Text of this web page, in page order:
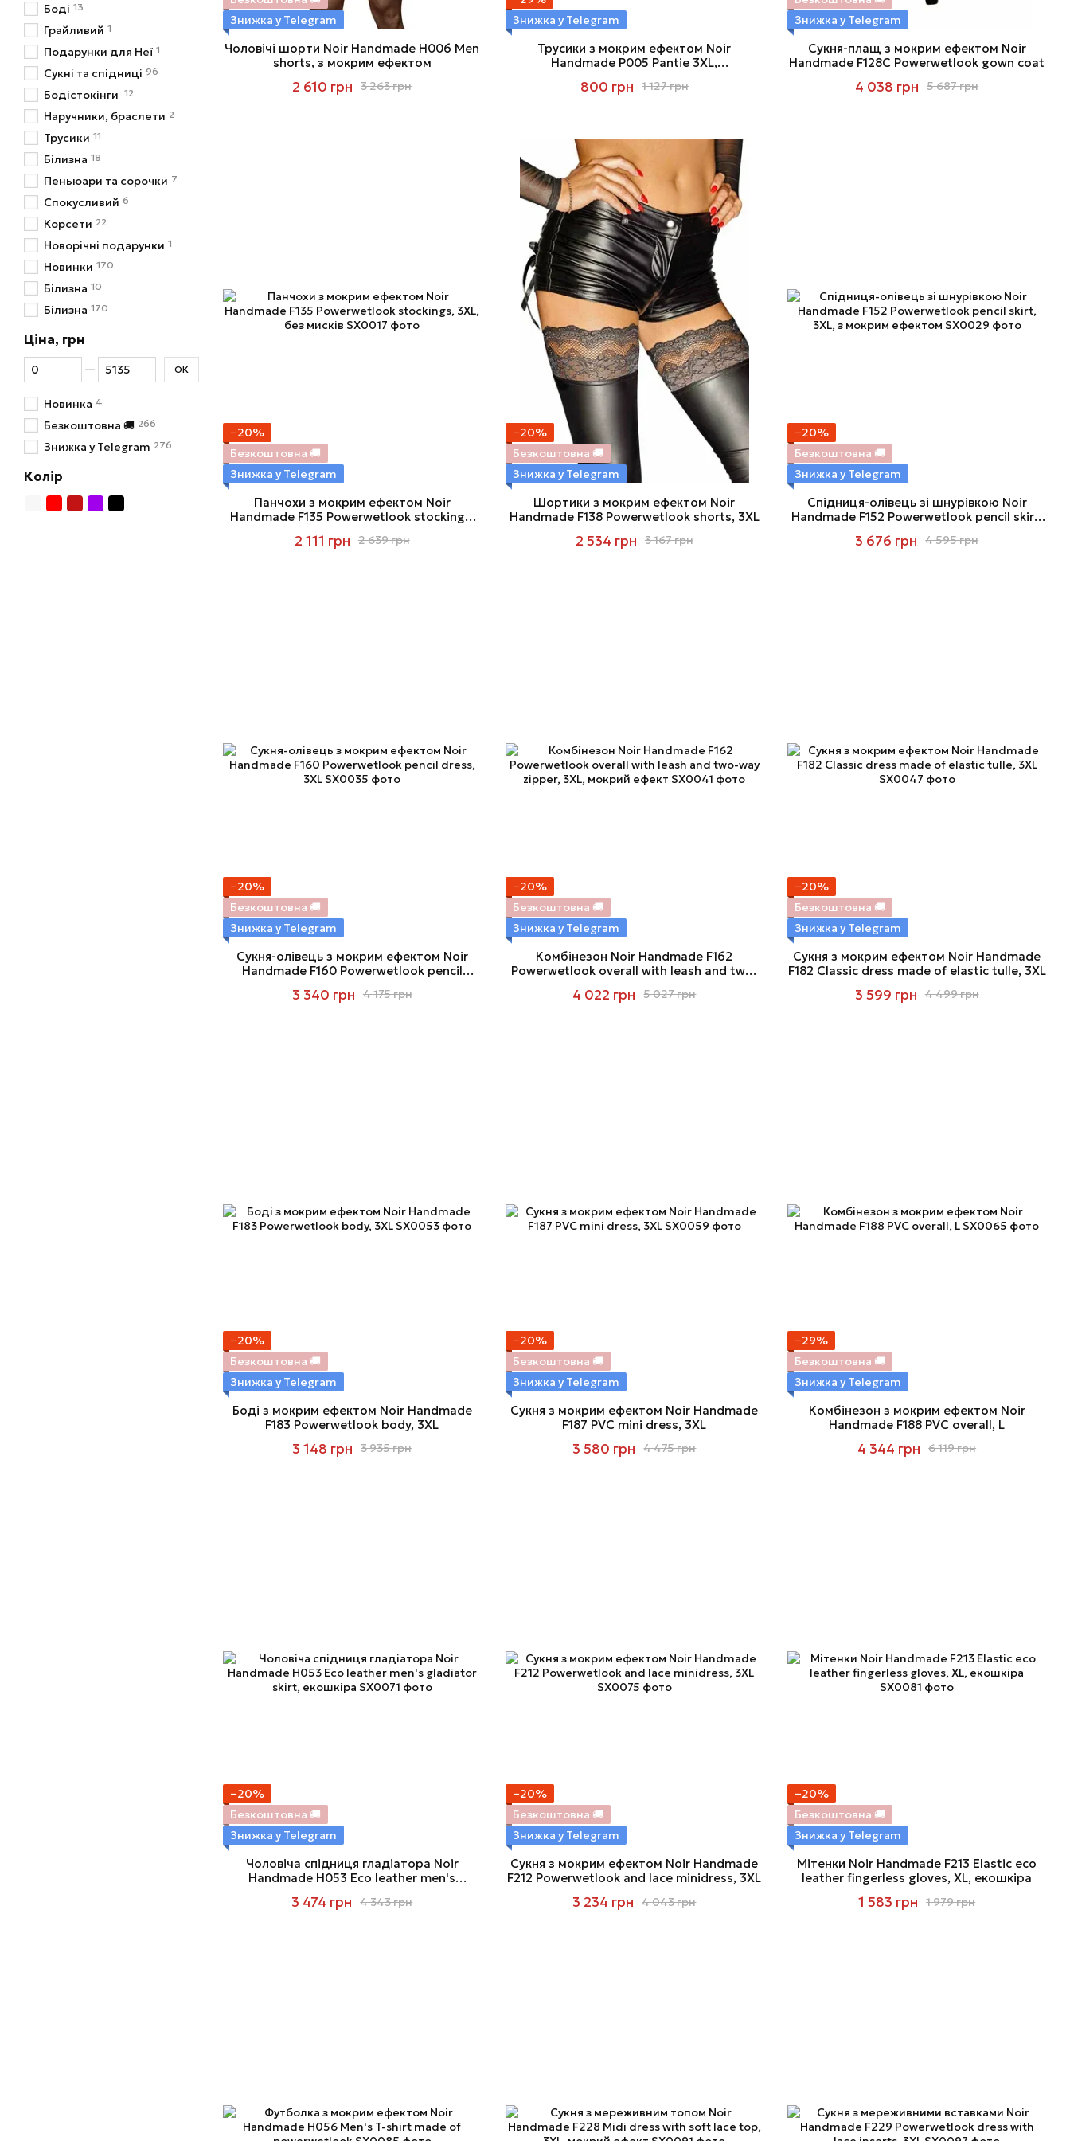
Знижка у Telegram
Чоловічі шорти Noir Handmade H006 Men
shorts, з мокрим ефектом
3 263 грн
2 610 грн
Знижка у Telegram
Трусики з мокрим ефектом Noir
Handmade P005 Pantie 3XL,
1 127 грн
800 грн
Знижка у Telegram
Сукня-плащ з мокрим ефектом Noir
Handmade F128C Powerwetlook gown coat
5 687 грн
4 038 грн
−20%
Безкоштовна 🚚
Знижка у Telegram
Панчохи з мокрим ефектом Noir
Handmade F135 Powerwetlook stockings,
2 639 грн
2 111 грн
−20%
Безкоштовна 🚚
Знижка у Telegram
Шортики з мокрим ефектом Noir
Handmade F138 Powerwetlook shorts, 3XL
3 167 грн
2 534 грн
−20%
Безкоштовна 🚚
Знижка у Telegram
Спідниця-олівець зі шнурівкою Noir
Handmade F152 Powerwetlook pencil skirt,
4 595 грн
3 676 грн
−20%
Безкоштовна 🚚
Знижка у Telegram
Сукня-олівець з мокрим ефектом Noir
Handmade F160 Powerwetlook pencil
4 175 грн
3 340 грн
−20%
Безкоштовна 🚚
Знижка у Telegram
Комбінезон Noir Handmade F162
Powerwetlook overall with leash and two-
5 027 грн
4 022 грн
−20%
Безкоштовна 🚚
Знижка у Telegram
Сукня з мокрим ефектом Noir Handmade
F182 Classic dress made of elastic tulle, 3XL
4 499 грн
3 599 грн
−20%
Безкоштовна 🚚
Знижка у Telegram
Боді з мокрим ефектом Noir Handmade
F183 Powerwetlook body, 3XL
3 935 грн
3 148 грн
−20%
Безкоштовна 🚚
Знижка у Telegram
Сукня з мокрим ефектом Noir Handmade
F187 PVC mini dress, 3XL
4 475 грн
3 580 грн
−29%
Безкоштовна 🚚
Знижка у Telegram
Комбінезон з мокрим ефектом Noir
Handmade F188 PVC overall, L
6 119 грн
4 344 грн
−20%
Безкоштовна 🚚
Знижка у Telegram
Чоловіча спідниця гладіатора Noir
Handmade H053 Eco leather men's
4 343 грн
3 474 грн
−20%
Безкоштовна 🚚
Знижка у Telegram
Сукня з мокрим ефектом Noir Handmade
F212 Powerwetlook and lace minidress, 3XL
4 043 грн
3 234 грн
−20%
Безкоштовна 🚚
Знижка у Telegram
Мітенки Noir Handmade F213 Elastic eco
leather fingerless gloves, XL, екошкіра
1 979 грн
1 583 грн
Боді 13
Грайливий 1
Подарунки для Неї 1
Сукні та спідниці 96
Бодістокінги 12
Наручники, браслети 2
Трусики 11
Білизна 18
Пеньюари та сорочки 7
Спокусливий 6
Корсети 22
Новорічні подарунки 1
Новинки 170
Білизна 10
Білизна 170
Ціна, грн
Від Ціна, грн
До Ціна, грн ОК
Новинка 4
Безкоштовна 🚚 266
Знижка у Telegram 276
Колір